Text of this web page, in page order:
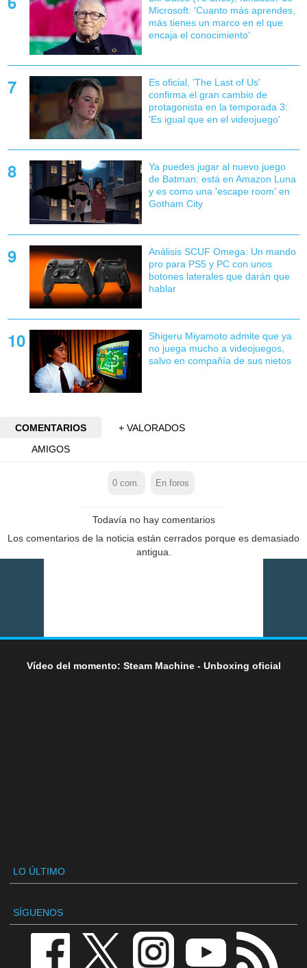
Microsoft: 'Cuanto más aprendes,
más tienes un marco en el que
encaja el conocimiento'
Es oficial, 'The Last of Us'
confirma el gran cambio de
protagonista en la temporada 3:
'Es igual que en el videojuego'
Ya puedes jugar al nuevo juego
de Batman: está en Amazon Luna
y es como una 'escape room' en
Gotham City
Análisis SCUF Omega: Un mando
pro para PS5 y PC con unos
botones laterales que darán que
hablar
Shigeru Miyamoto admite que ya
no juega mucho a videojuegos,
salvo en compañía de sus nietos
COMENTARIOS
+ VALORADOS
AMIGOS
0 com. En foros
Todavía no hay comentarios
Los comentarios de la noticia están cerrados porque es demasiado
antigua.
Vídeo del momento: Steam Machine - Unboxing oficial
LO ÚLTIMO
SÍGUENOS